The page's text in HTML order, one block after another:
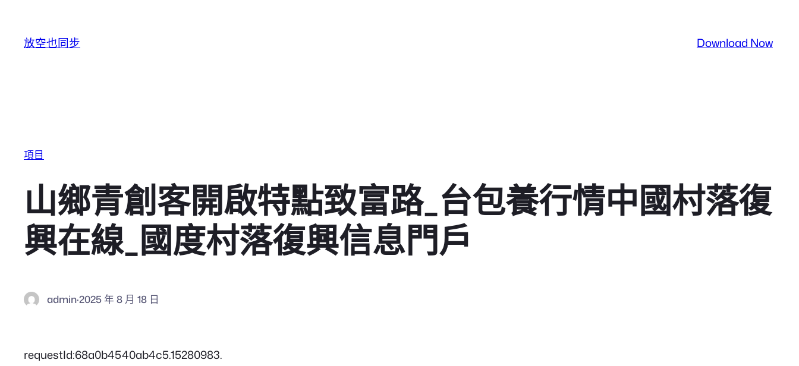
放空也同步 Download Now
項目
山鄉青創客開啟特點致富路_台包養行情中國村落復
興在線_國度村落復興信息門戶
admin·2025 年 8 月 18 日
requestId:68a0b4540ab4c5.15280983.